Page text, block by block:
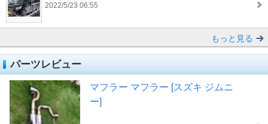
2022/5/23 06:55
もっと見る
パーツレビュー
マフラー マフラー [スズキ ジムニ
ー]